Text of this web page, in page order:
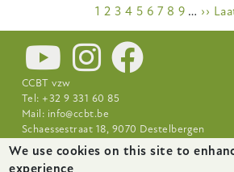
PagineringHuidige
pagina
1 Pagina
2 Pagina
3 Pagina
4 Pagina
5 Pagina
6 Pagina
7 Pagina
8 Pagina
9 … ››
CCBT vzw
Tel: +32 9 331 60 85
Mail: info@ccbt.be
Schaessestraat 18, 9070 Destelbergen
Footer-
Nieuws Over CCBT Praktijkcentra
We use cookies on this site to
experience